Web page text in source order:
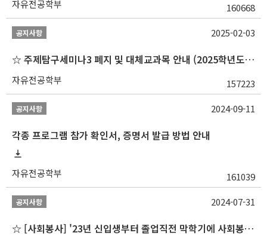
자유전공학부 160668
공지사항
☆ 주제탐구세미나3 폐지 및 대체교과목 안내 (2025학년도 1학기부터)
자유전공학부 157223
2025-02-03
공지사항
각종 프로그램 참가 확인서, 증명서 발급 방법 안내
자유전공학부 161039
2024-09-11
공지사항
☆ [사회봉사] '23년 신입생부터 졸업직전 막학기에 사회봉사1,2,3 수강 불가
2024-07-31